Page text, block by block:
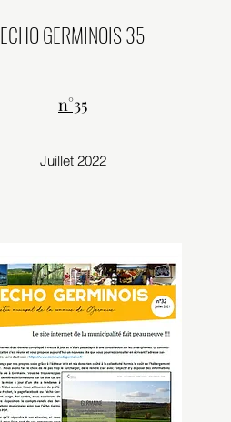
ECHO GERMINOIS 35
n°35
Juillet 2022